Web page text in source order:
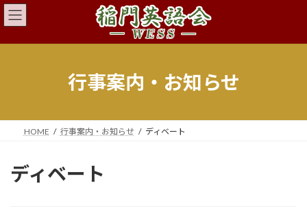
コ
ン
ン
ナ
ビ
ー
行事案内・お知らせ
HOME 行事案内・お知らせ ディベート
ディベート